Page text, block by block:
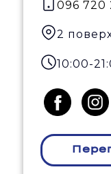
096 720
2
10:00-